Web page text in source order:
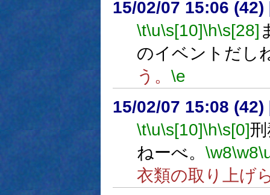
15/02/07 15:06 (42)
\t\u\s[10]\h\s[28]
のイベントだし
う。 \e
15/02/07 15:08 (42)
\t\u\s[10]\h\s[0]
ねーべ。 \w8\w8
衣類の取り上げ